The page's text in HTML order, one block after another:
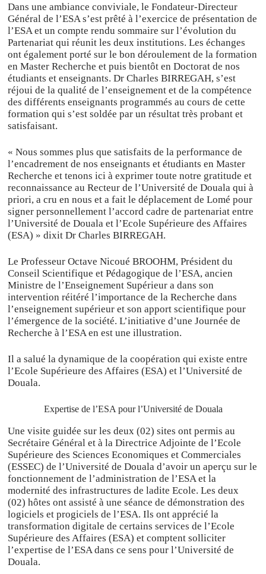
Dans une ambiance conviviale, le Fondateur-Directeur
Général de l’ESA s’est prêté à l’exercice de présentation de
l’ESA et un compte rendu sommaire sur l’évolution du
Partenariat qui réunit les deux institutions. Les échanges
ont également porté sur le bon déroulement de la formation
en Master Recherche et puis bientôt en Doctorat de nos
étudiants et enseignants. Dr Charles BIRREGAH, s’est
réjoui de la qualité de l’enseignement et de la compétence
des différents enseignants programmés au cours de cette
formation qui s’est soldée par un résultat très probant et
satisfaisant.
« Nous sommes plus que satisfaits de la performance de
l’encadrement de nos enseignants et étudiants en Master
Recherche et tenons ici à exprimer toute notre gratitude et
reconnaissance au Recteur de l’Université de Douala qui à
priori, a cru en nous et a fait le déplacement de Lomé pour
signer personnellement l’accord cadre de partenariat entre
l’Université de Douala et l’Ecole Supérieure des Affaires
(ESA) » dixit Dr Charles BIRREGAH.
Le Professeur Octave Nicoué BROOHM, Président du
Conseil Scientifique et Pédagogique de l’ESA, ancien
Ministre de l’Enseignement Supérieur a dans son
intervention réitéré l’importance de la Recherche dans
l’enseignement supérieur et son apport scientifique pour
l’émergence de la société. L’initiative d’une Journée de
Recherche à l’ESA en est une illustration.
Il a salué la dynamique de la coopération qui existe entre
l’Ecole Supérieure des Affaires (ESA) et l’Université de
Douala.
Expertise de l’ESA pour l’Université de Douala
Une visite guidée sur les deux (02) sites ont permis au
Secrétaire Général et à la Directrice Adjointe de l’Ecole
Supérieure des Sciences Economiques et Commerciales
(ESSEC) de l’Université de Douala d’avoir un aperçu sur le
fonctionnement de l’administration de l’ESA et la
modernité des infrastructures de ladite Ecole. Les deux
(02) hôtes ont assisté à une séance de démonstration des
logiciels et progiciels de l’ESA. Ils ont apprécié la
transformation digitale de certains services de l’Ecole
Supérieure des Affaires (ESA) et comptent solliciter
l’expertise de l’ESA dans ce sens pour l’Université de
Douala.